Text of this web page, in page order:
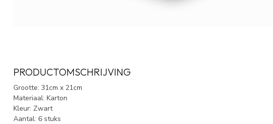
PRODUCTOMSCHRIJVING
Grootte: 31cm x 21cm
Materiaal: Karton
Kleur: Zwart
Aantal: 6 stuks